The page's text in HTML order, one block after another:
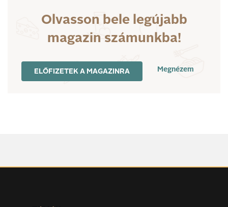
jó, ahogy van: önmagában. Az alábbiakban
összeszedtük, hol lehet igazán kivételes minőségű
borokat kóstolni, hozzá jó falatokat fogyasztani,
élményekben gazdag beszámolót vagy éppen
kellemes zenét hallgathatunk.
Olvasson bele legújabb
magazin számunkba!
ELŐFIZETEK A MAGAZINRA Megnézem